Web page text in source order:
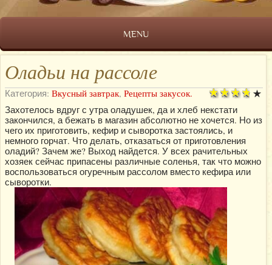
MENU
Оладьи на рассоле
Категория: Вкусный завтрак, Рецепты закусок.
Захотелось вдруг с утра оладушек, да и хлеб некстати
закончился, а бежать в магазин абсолютно не хочется. Но из
чего их приготовить, кефир и сыворотка застоялись, и
немного горчат. Что делать, отказаться от приготовления
оладий? Зачем же? Выход найдется. У всех рачительных
хозяек сейчас припасены различные соленья, так что можно
воспользоваться огуречным рассолом вместо кефира или
сыворотки.